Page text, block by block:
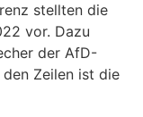
stellten die
vor. Dazu
der AfD-
Zeilen ist die